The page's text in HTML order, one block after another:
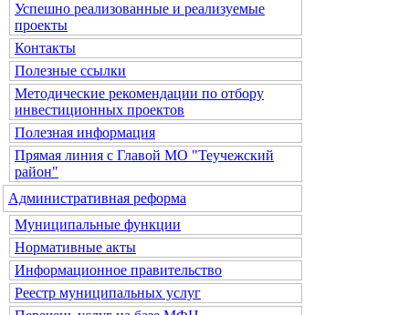
Успешно реализованные и реализуемые
проекты
Контакты
Полезные ссылки
Методические рекомендации по отбору
инвестиционных проектов
Полезная информация
Прямая линия с Главой МО "Теучежский
район"
Административная реформа
Муниципальные функции
Нормативные акты
Информационное правительство
Реестр муниципальных услуг